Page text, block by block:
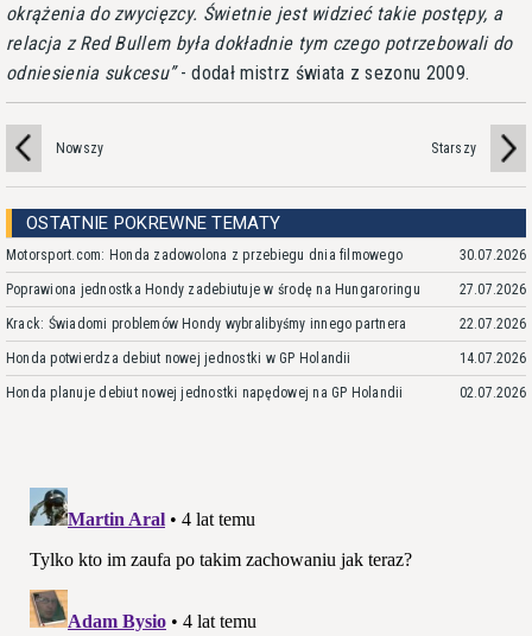
okrążenia do zwycięzcy. Świetnie jest widzieć takie postępy, a
relacja z Red Bullem była dokładnie tym czego potrzebowali do
odniesienia sukcesu - dodał mistrz świata z sezonu 2009.
Nowszy Starszy
OSTATNIE POKREWNE TEMATY
Motorsport.com: Honda zadowolona z przebiegu dnia filmowego 30.07.2026
Poprawiona jednostka Hondy zadebiutuje w środę na Hungaroringu 27.07.2026
Krack: Świadomi problemów Hondy wybralibyśmy innego partnera 22.07.2026
Honda potwierdza debiut nowej jednostki w GP Holandii 14.07.2026
Honda planuje debiut nowej jednostki napędowej na GP Holandii 02.07.2026